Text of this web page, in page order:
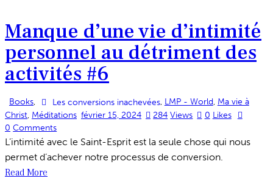
Manque d’une vie d’intimité
personnel au détriment des
activités #6
Books, Les conversions inachevées, LMP - World, Ma vie à
Christ, Méditations février 15, 2024 284 Views 0 Likes
0 Comments
L’intimité avec le Saint-Esprit est la seule chose qui nous
permet d’achever notre processus de conversion.
Read More